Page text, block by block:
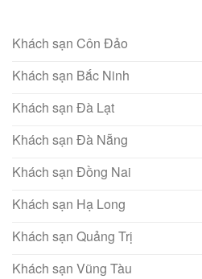
Khách sạn Côn Đảo
Khách sạn Bắc Ninh
Khách sạn Đà Lạt
Khách sạn Đà Nẵng
Khách sạn Đồng Nai
Khách sạn Hạ Long
Khách sạn Quảng Trị
Khách sạn Vũng Tàu